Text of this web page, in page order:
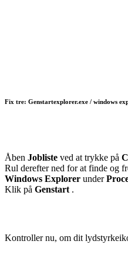
Fix tre: Genstartexplorer.exe / windows
Åben Jobliste ved at trykke på
Rul derefter ned for at finde og
Windows Explorer under
Klik på Genstart .
Kontroller nu, om dit